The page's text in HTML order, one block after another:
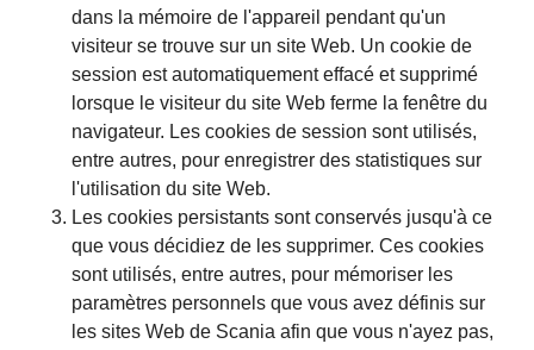
dans la mémoire de l'appareil pendant qu'un
visiteur se trouve sur un site Web. Un cookie de
session est automatiquement effacé et supprimé
lorsque le visiteur du site Web ferme la fenêtre du
navigateur. Les cookies de session sont utilisés,
entre autres, pour enregistrer des statistiques sur
l'utilisation du site Web.
Les cookies persistants sont conservés jusqu'à ce
que vous décidiez de les supprimer. Ces cookies
sont utilisés, entre autres, pour mémoriser les
paramètres personnels que vous avez définis sur
les sites Web de Scania afin que vous n'ayez pas,